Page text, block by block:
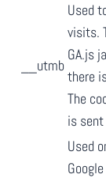
__utmb
Used
visits.
GA.js
there
The
is sent
Used